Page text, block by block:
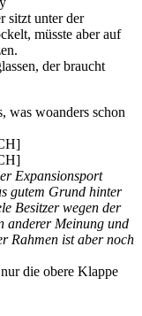
sitzt unter der
müsste aber auf
der braucht
was woanders schon
Expansionsport
gutem Grund hinter
Besitzer wegen der
anderer Meinung und
Rahmen ist aber noch
die obere Klappe